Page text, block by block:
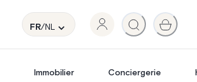
FR/NL
Immobilier Conciergerie